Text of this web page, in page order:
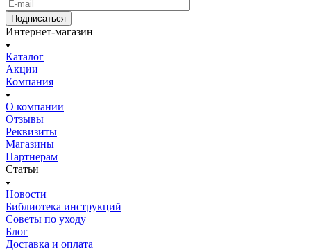
Подписаться
Интернет-магазин
Каталог
Акции
Компания
О компании
Отзывы
Реквизиты
Магазины
Партнерам
Статьи
Новости
Библиотека инструкций
Советы по уходу
Блог
Доставка и оплата